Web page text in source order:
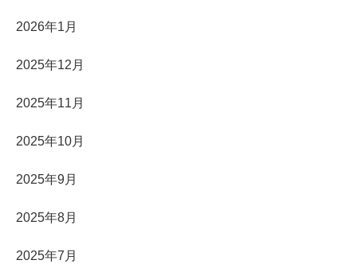
2026年1月
2025年12月
2025年11月
2025年10月
2025年9月
2025年8月
2025年7月